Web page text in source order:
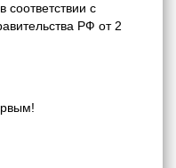
с
РФ от 2